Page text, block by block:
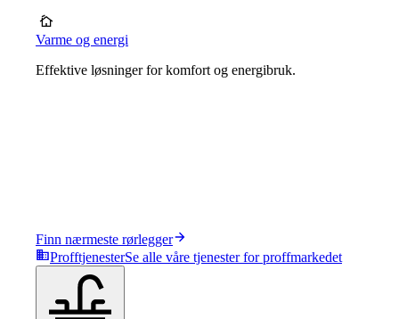
Varme og energi
Effektive løsninger for komfort og energibruk.
Finn nærmeste rørlegger
ProfftjenesterSe alle våre tjenester for proffmarkedet